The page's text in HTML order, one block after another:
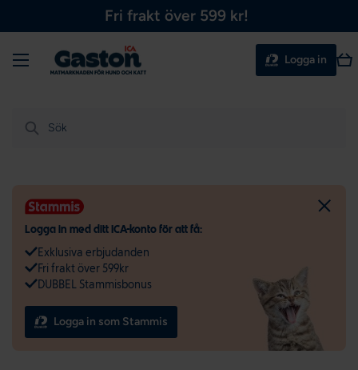
Hoppa till innehålletFri frakt över 599 kr!
Meny Logga in
Sök
Logga in med ditt ICA-konto för att få:
Exklusiva erbjudanden
Fri frakt över 599kr
DUBBEL Stammisbonus
Logga in som Stammis